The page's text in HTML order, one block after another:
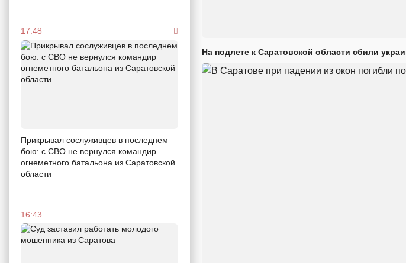
17:48
Прикрывал сослуживцев в последнем
бою: с СВО не вернулся командир
огнеметного батальона из Саратовской
области
16:43
На подлете к Саратовской области сбили